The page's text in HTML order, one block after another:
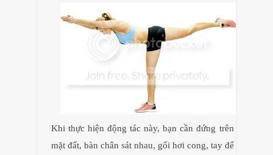
Khi thực hiện động tác này, bạn cần đứng trên
mặt đất, bàn chân sát nhau, gối hơi cong, tay để